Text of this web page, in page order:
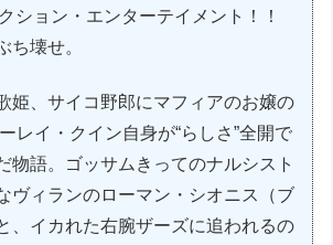
ション・エンターテイメント！！
ち壊せ。
姫、サイコ野郎にマフィアのお嬢の
レイ・クイン自身が“らしさ”全開で
物語。ゴッサムきってのナルシスト
ヴィランのローマン・シオニス（ブ
、イカれた右腕ザーズに追われるの